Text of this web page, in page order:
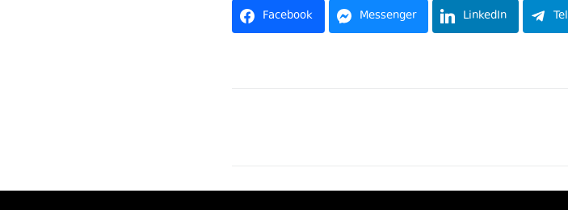
Facebook Messenger LinkedIn